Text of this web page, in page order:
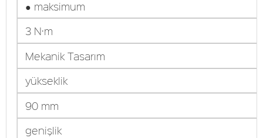
● maksimum
3 N·m
Mekanik Tasarım
yükseklik
90 mm
genişlik